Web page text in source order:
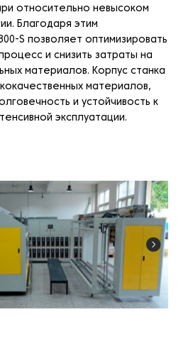
относительно невысоком
Благодаря этим
S позволяет оптимизировать
и снизить затраты на
материалов. Корпус станка
материалов,
и устойчивость к
эксплуатации.